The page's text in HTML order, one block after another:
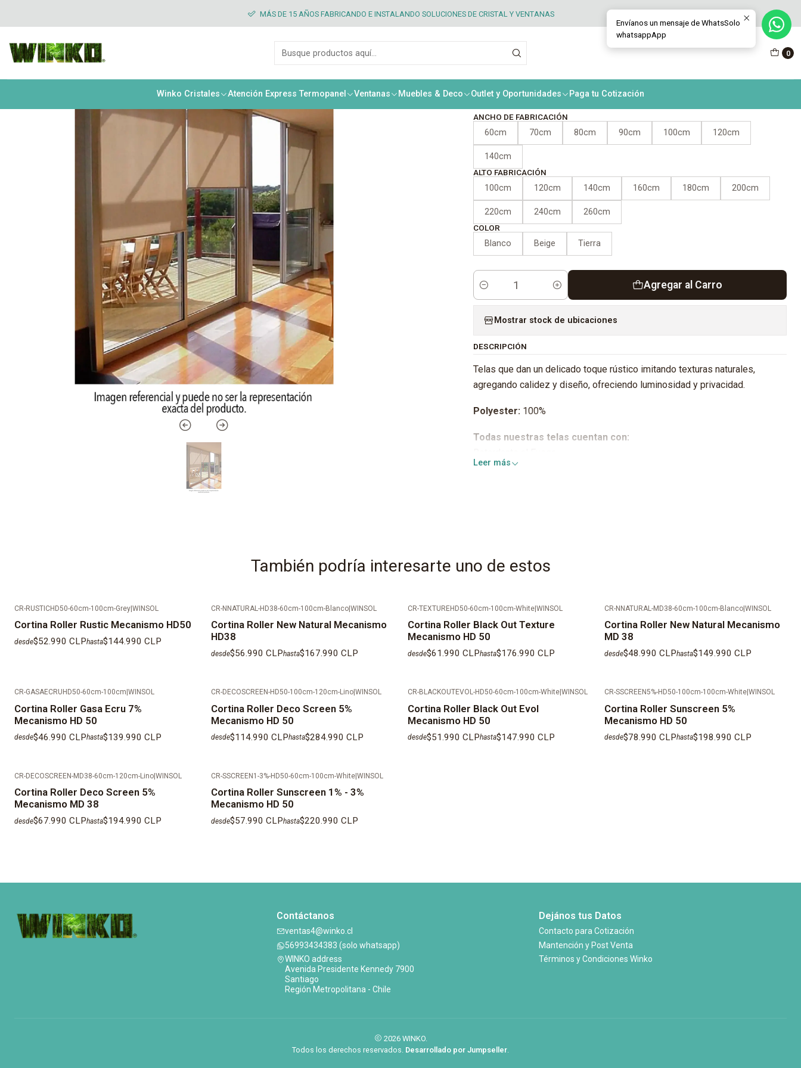
0
Winko Cristales Atención Express Termopanel Ventanas Muebles & Deco Outlet y Oportunidades Paga tu Cotización
MÁS DE 15 AÑOS FABRICANDO E INSTALANDO SOLUCIONES DE CRISTAL Y VENTANAS
Cortina Roller New Natural Mecanismo HD50
|
Cortina Roller New Natural
Mecanismo HD50
ANCHO DE FABRICACIÓN
60cm 70cm 80cm 90cm 100cm 120cm
140cm
ALTO FABRICACIÓN
100cm 120cm 140cm 160cm 180cm 200cm
220cm 240cm 260cm
COLOR
Blanco Beige Tierra
Cantidad
Agregar al Carro
Mostrar stock de ubicaciones
DESCRIPCIÓN
Telas que dan un delicado toque rústico imitando texturas naturales,
agregando calidez y diseño, ofreciendo luminosidad y privacidad.
Polyester: 100%
Todas nuestras telas cuentan con:
Antihongos
VALORES REFLEJADOS NO CONSIDERAN INSTALACIÓN.
CORDILLERA, MELIPILLA Y PROVINCIAS FUERA DE SANTIAGO SE DEBE
COTIZAR INDEPENDIENTE.
Leer más
También podría interesarte uno de estos
CR-RUSTICHD50-60cm-100cm-Grey WINSOL
Cortina Roller Rustic Mecanismo HD50
desde$52.990 CLPhasta$144.990 CLP
CR-NNATURAL-HD38-60cm-100cm-Blanco WINSOL
Cortina Roller New Natural Mecanismo
HD38
desde$56.990 CLPhasta$167.990 CLP
CR-TEXTUREHD50-60cm-100cm-White WINSOL
Cortina Roller Black Out Texture
Mecanismo HD 50
desde$61.990 CLPhasta$176.990 CLP
CR-NNATURAL-MD38-60cm-100cm-Blanco WINSOL
Cortina Roller New Natural Mecanismo
MD 38
desde$48.990 CLPhasta$149.990 CLP
CR-GASAECRUHD50-60cm-100cm WINSOL
Cortina Roller Gasa Ecru 7%
Mecanismo HD 50
desde$46.990 CLPhasta$139.990 CLP
CR-DECOSCREEN-HD50-100cm-120cm-Lino WINSOL
Cortina Roller Deco Screen 5%
Mecanismo HD 50
desde$114.990 CLPhasta$284.990 CLP
CR-BLACKOUTEVOL-HD50-60cm-100cm-White WINSOL
Cortina Roller Black Out Evol
Mecanismo HD 50
desde$51.990 CLPhasta$147.990 CLP
CR-SSCREEN5%-HD50-100cm-100cm-White WINSOL
Cortina Roller Sunscreen 5%
Mecanismo HD 50
desde$78.990 CLPhasta$198.990 CLP
CR-DECOSCREEN-MD38-60cm-120cm-Lino|WINSOL
Cortina Roller Deco Screen 5%
Mecanismo MD 38
desde$67.990 CLPhasta$194.990 CLP
CR-SSCREEN1-3%-HD50-60cm-100cm-White|WINSOL
Cortina Roller Sunscreen 1% - 3%
Mecanismo HD 50
desde$57.990 CLPhasta$220.990 CLP
Contáctanos
ventas4@winko.cl
56993434383 (solo whatsapp)
WINKO address
Avenida Presidente Kennedy 7900
Santiago
Región Metropolitana - Chile
Dejános tus Datos
Contacto para Cotización
Mantención y Post Venta
Términos y Condiciones Winko
2026 WINKO.
Todos los derechos reservados. Desarrollado por Jumpseller.
Envíanos un mensaje de WhatsSolo
whatsappApp